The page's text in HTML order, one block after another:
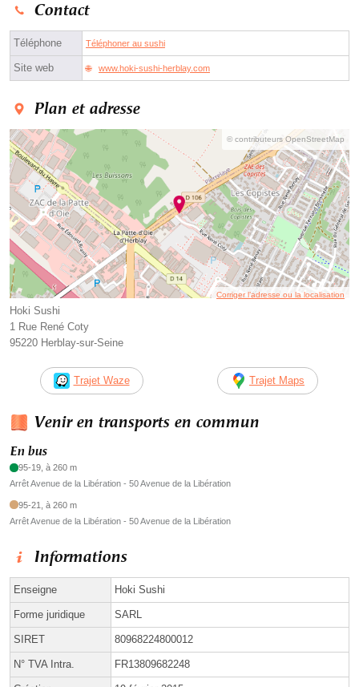
Contact
Téléphone Téléphoner au sushi
Site web www.hoki-sushi-herblay.com
Plan et adresse
© contributeurs OpenStreetMap
Corriger l’adresse ou la localisation
Hoki Sushi
1 Rue René Coty
95220 Herblay-sur-Seine
Trajet Waze Trajet Maps
Venir en transports en commun
En bus
95-19, à 260 m
Arrêt Avenue de la Libération - 50 Avenue de la Libération
95-21, à 260 m
Arrêt Avenue de la Libération - 50 Avenue de la Libération
Informations
Enseigne Hoki Sushi
Forme juridique SARL
SIRET 80968224800012
N° TVA Intra. FR13809682248